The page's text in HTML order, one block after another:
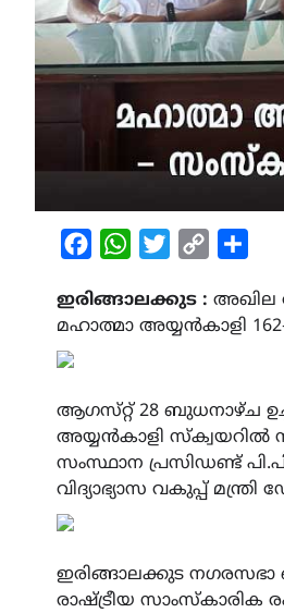
FacebookWhatsAppTwitterCopy
ഇരിങ്ങാലക്കുട : അഖില
മഹാത്മാ അയ്യൻകാളി
ആഗസ്‌റ്റ് 28 ബുധനാഴ്ച
അയ്യൻകാളി സ്‌ക്വയറിൽ
സംസ്ഥാന പ്രസിഡണ്ട്
വിദ്യാഭ്യാസ വകുപ്പ്
ഇരിങ്ങാലക്കുട
രാഷ്ട്രീയ സാംസ്‌കാരിക